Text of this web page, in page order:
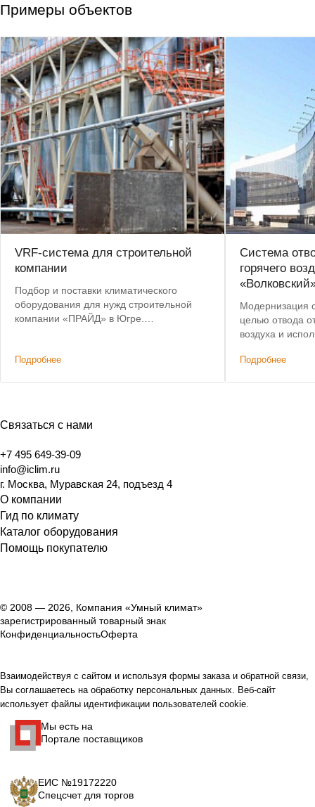
Примеры объектов
VRF-система для строительной
компании
Подбор и поставки климатического
оборудования для нужд строительной
компании «ПРАЙД» в Югре.
Подробнее
Система
горячего
Модернизация
целью отвода
воздуха и
Подробнее
Связаться с нами
+7 495 649-39-09
info@iclim.ru
г. Москва, Муравская 24, подъезд 4
О компании
Гид по климату
Каталог оборудования
Помощь покупателю
© 2008 — 2026, Компания «Умный климат»
зарегистрированный товарный знак
КонфиденциальностьОферта
Взаимодействуя с сайтом и используя формы заказа и обратной связи,
Вы соглашаетесь на обработку персональных данных. Веб-сайт
использует файлы идентификации пользователей cookie.
Мы есть на
Портале поставщиков
ЕИС №19172220
Спецсчет для торгов